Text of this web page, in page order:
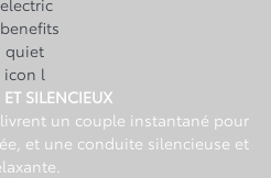
SILENCIEUX
un couple instantané pour
et une conduite silencieuse et